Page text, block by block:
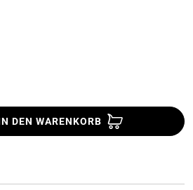
"%product%":
DEN WARENKORB